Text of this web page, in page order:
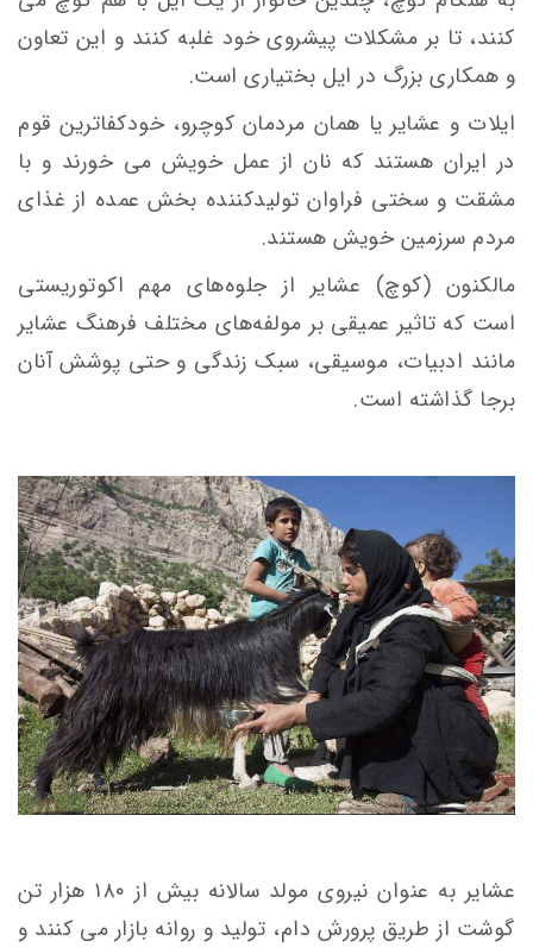
کنند، تا بر مشکلات پیشروی خود غلبه کنند و این تعاون
و همکاری بزرگ در ایل بختیاری است.
ایلات و عشایر یا همان مردمان کوچرو، خودکفاترین قوم
در ایران هستند که نان از عمل خویش می خورند و با
مشقت و سختی فراوان تولیدکننده بخش عمده از غذای
مردم سرزمین خویش هستند.
مالکنون (کوچ) عشایر از جلوه‌های مهم اکوتوریستی
است که تاثیر عمیقی بر مولفه‌های مختلف فرهنگ عشایر
مانند ادبیات، موسیقی، سبک زندگی و حتی پوشش آنان
برجا گذاشته است.
عشایر به عنوان نیروی مولد سالانه بیش از ۱۸۰ هزار تن
گوشت از طریق پرورش دام، تولید و روانه بازار می کنند و